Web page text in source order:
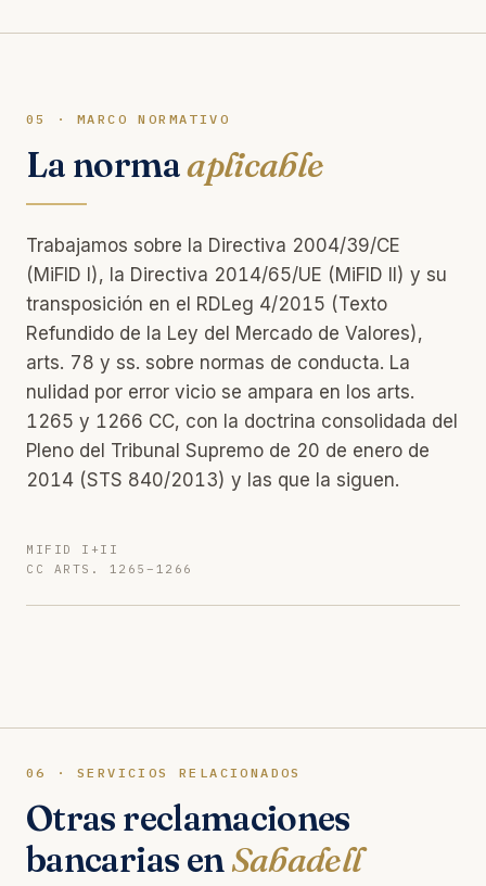
05 · MARCO NORMATIVO
La normaaplicable
Trabajamos sobre la Directiva 2004/39/CE
(MiFID I), la Directiva 2014/65/UE (MiFID II) y su
transposición en el RDLeg 4/2015 (Texto
Refundido de la Ley del Mercado de Valores),
arts. 78 y ss. sobre normas de conducta. La
nulidad por error vicio se ampara en los arts.
1265 y 1266 CC, con la doctrina consolidada del
Pleno del Tribunal Supremo de 20 de enero de
2014 (STS 840/2013) y las que la siguen.
MIFID I+II
CC ARTS. 1265–1266
06 · SERVICIOS RELACIONADOS
Otras reclamaciones
bancarias enSabadell